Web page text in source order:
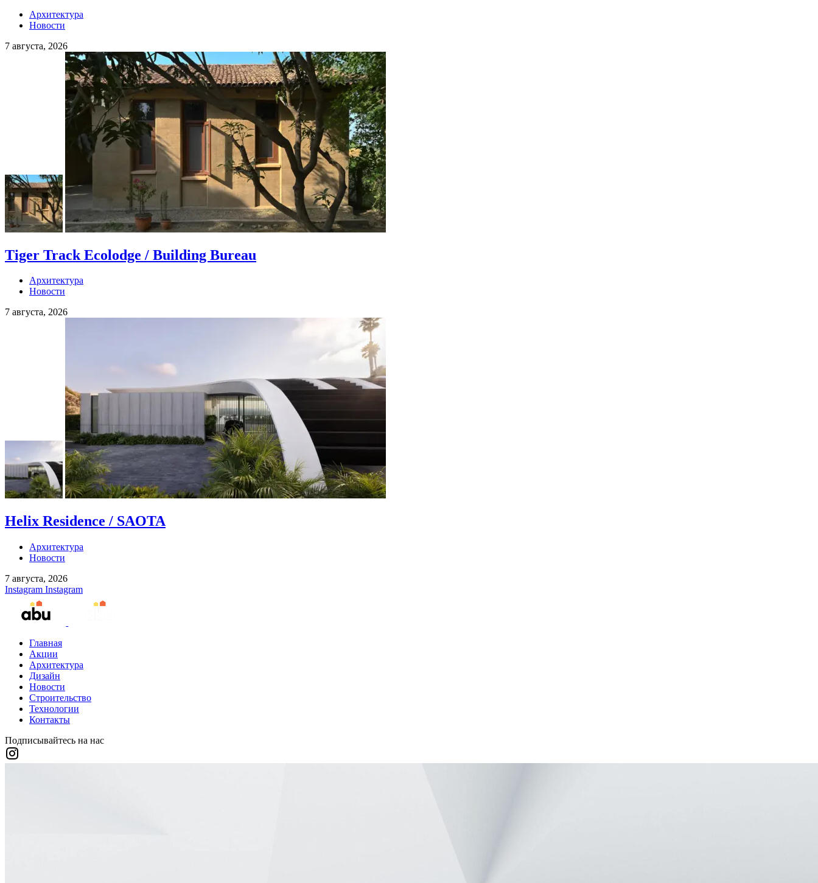
Архитектура
Новости
7 августа, 2026
Tiger Track Ecolodge / Building Bureau
Архитектура
Новости
7 августа, 2026
Helix Residence / SAOTA
Архитектура
Новости
7 августа, 2026
Instagram Instagram
Главная
Акции
Архитектура
Дизайн
Новости
Строительство
Технологии
Контакты
Подписывайтесь на нас